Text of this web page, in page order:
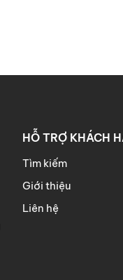
HỖ TRỢ KHÁCH
Tìm kiếm
Giới thiệu
Liên hệ